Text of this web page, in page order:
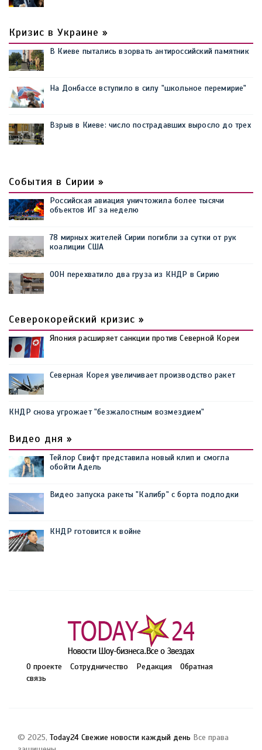
Кризис в Украине »
В Киеве пытались взорвать антироссийский памятник
На Донбассе вступило в силу "школьное перемирие"
Взрыв в Киеве: число пострадавших выросло до трех
События в Сирии »
Российская авиация уничтожила более тысячи
объектов ИГ за неделю
78 мирных жителей Сирии погибли за сутки от рук
коалиции США
ООН перехватило два груза из КНДР в Сирию
Северокорейский кризис »
Япония расширяет санкции против Северной Кореи
Северная Корея увеличивает производство ракет
КНДР снова угрожает "безжалостным возмездием"
Видео дня »
Тейлор Свифт представила новый клип и смогла
обойти Адель
Видео запуска ракеты "Калибр" с борта подлодки
КНДР готовится к войне
О проекте Сотрудничество Редакция
Обратная
связь
© 2025, Today24 Свежие новости каждый день Все права